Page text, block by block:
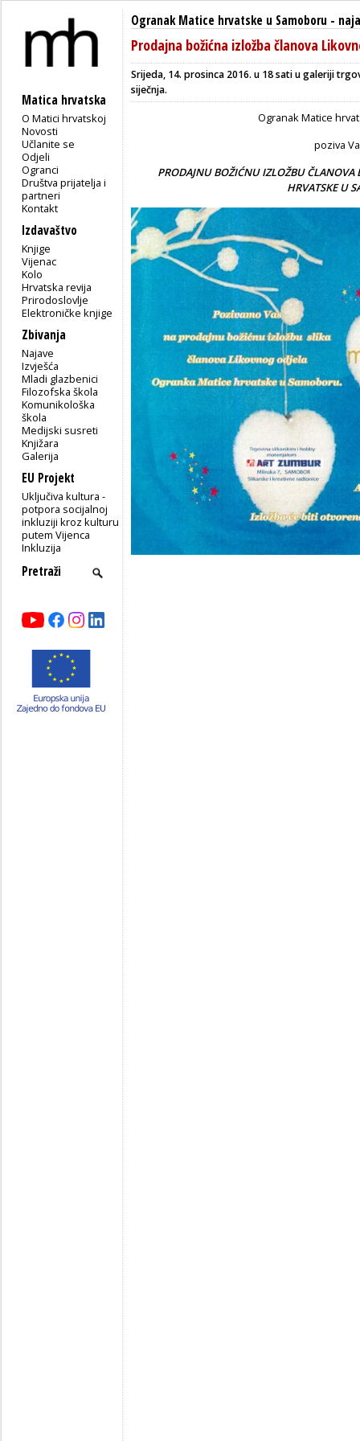
Matica hrvatska
O Matici hrvatskoj
Novosti
Učlanite se
Odjeli
Ogranci
Društva prijatelja i
partneri
Kontakt
Izdavaštvo
Knjige
Vijenac
Kolo
Hrvatska revija
Prirodoslovlje
Elektroničke knjige
Zbivanja
Najave
Izvješća
Mladi glazbenici
Filozofska škola
Komunikološka
škola
Medijski susreti
Knjižara
Galerija
EU Projekt
Uključiva kultura -
potpora socijalnoj
inkluziji kroz kulturu
putem Vijenca
Inkluzija
Ogranak Matice hrvatske u Samoboru -
Prodajna božićna izložba članova
Srijeda, 14. prosinca 2016. u 18 sati u galeriji
siječnja.
Ogranak Matice
poziva
PRODAJNU BOŽIĆNU IZLOŽBU ČLANOVA
HRVATSKE U